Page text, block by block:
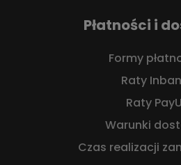
Płatności i
Formy
Raty
Raty PayU
Warunki
Czas realizacji